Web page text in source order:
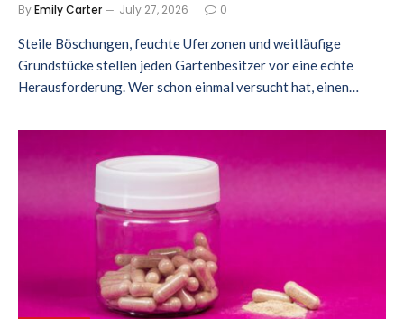
ByEmily Carter July 27, 2026 0
Steile Böschungen, feuchte Uferzonen und weitläufige
Grundstücke stellen jeden Gartenbesitzer vor eine echte
Herausforderung. Wer schon einmal versucht hat, einen…